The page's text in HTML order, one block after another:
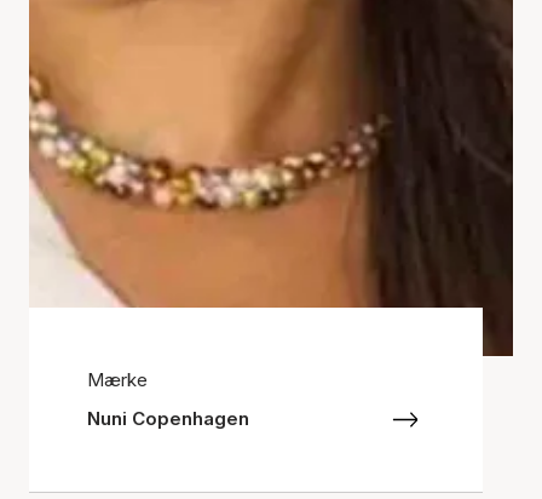
Mærke
Nuni Copenhagen